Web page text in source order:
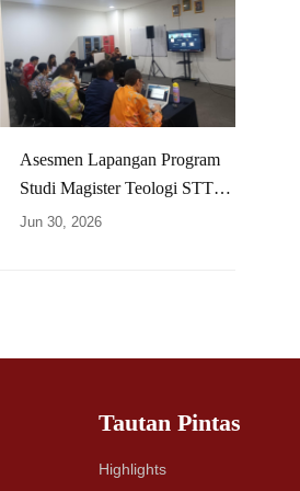
Asesmen Lapangan Program
Studi Magister Teologi STT
Ekumene Jakarta
Jun 30, 2026
Tautan Pintas
Highlights